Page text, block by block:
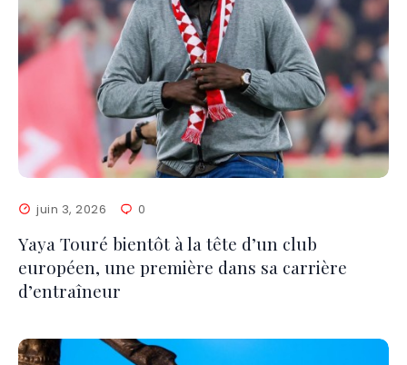
juin 3, 2026 0
Yaya Touré bientôt à la tête d’un club
européen, une première dans sa carrière
d’entraîneur